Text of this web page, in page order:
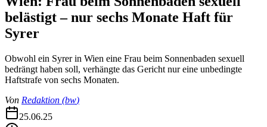
belästigt – nur sechs Monate Haft für
Syrer
Obwohl ein Syrer in Wien eine Frau beim Sonnenbaden sexuell
bedrängt haben soll, verhängte das Gericht nur eine unbedingte
Haftstrafe von sechs Monaten.
Von Redaktion (bw)
25.06.25